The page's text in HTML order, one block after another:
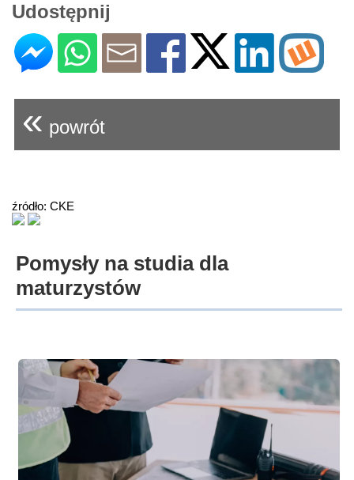
Udostępnij
« powrót
źródło: CKE
Pomysły na studia dla
maturzystów